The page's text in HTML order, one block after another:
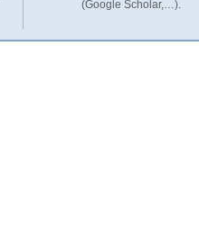
(Google Scholar,…).